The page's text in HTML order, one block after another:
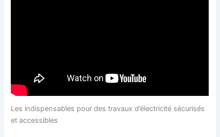
Les indispensables pour des travaux d’électricité sécurisés
et accessibles